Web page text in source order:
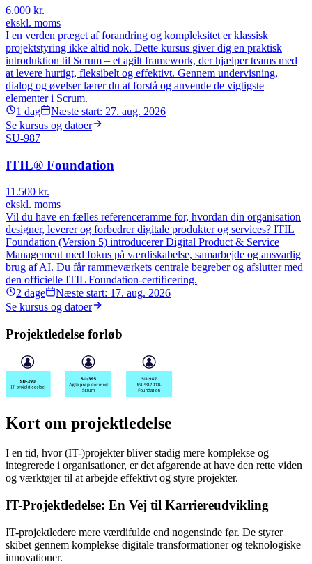
6.000 kr.
ekskl. moms
I en verden præget af forandring og kompleksitet er klassisk
projektstyring ikke altid nok. Dette kursus giver dig en praktisk
introduktion til Scrum – et agilt framework, der hjælper teams med
at levere hurtigt, fleksibelt og effektivt. Gennem undervisning,
dialog og øvelser lærer du at forstå og anvende de vigtigste
elementer i Scrum.
1 dag Næste start: 27. aug. 2026
Se kursus og datoer
SU-987
ITIL® Foundation
11.500 kr.
ekskl. moms
Vil du have en fælles referenceramme for, hvordan din organisation
designer, leverer og forbedrer digitale produkter og services? ITIL
Foundation (Version 5) introducerer Digital Product & Service
Management med fokus på værdiskabelse, samarbejde og ansvarlig
brug af AI. Du får rammeværkets centrale begreber og afslutter med
den officielle ITIL Foundation-certificering.
2 dage Næste start: 17. aug. 2026
Se kursus og datoer
Projektledelse forløb
Kort om projektledelse
I en tid, hvor (IT-)projekter bliver stadig mere komplekse og
integrerede i organisationer, er det afgørende at have den rette viden
og værktøjer til at arbejde effektivt og styre projekter.
IT-Projektledelse: En Vej til Karriereudvikling
IT-projektledere mere værdifulde end nogensinde før. De styrer
skibet gennem komplekse digitale transformationer og teknologiske
innovationer.